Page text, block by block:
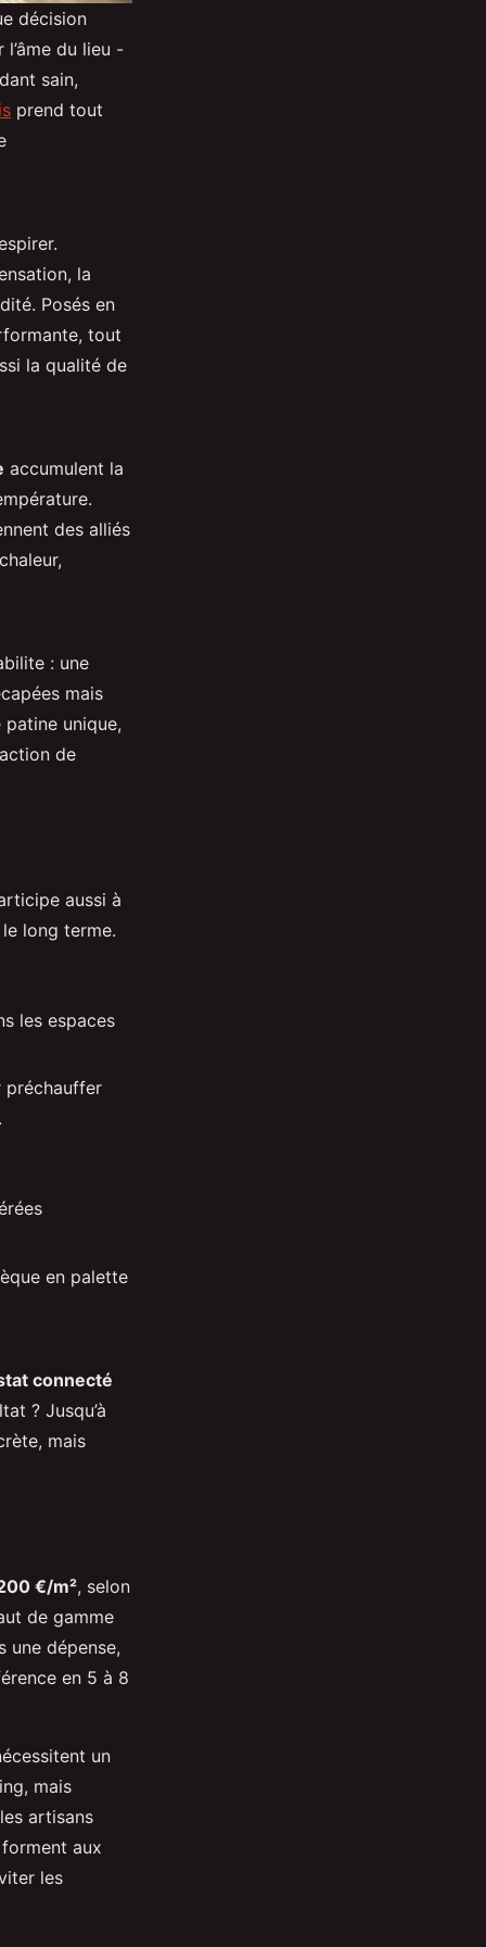
décision
du lieu -
sain,
prend tout
la
Posés en
tout
la qualité de
accumulent la
des alliés
: une
mais
unique,
de
aussi à
long terme.
les espaces
préchauffer
en palette
connecté
? Jusqu’à
mais
€/m², selon
de gamme
une dépense,
en 5 à 8
un
mais
artisans
aux
les